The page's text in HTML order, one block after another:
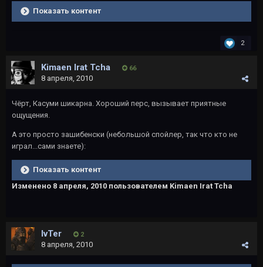
Показать контент
2
Kimaen Irat Tcha 66
8 апреля, 2010
Чёрт, Касуми шикарна. Хороший перс, вызывает приятные
ощущения.
А это просто зашибенски (небольшой спойлер, так что кто не
играл...сами знаете):
Показать контент
Изменено 8 апреля, 2010 пользователем Kimaen Irat Tcha
IvTer 2
8 апреля, 2010